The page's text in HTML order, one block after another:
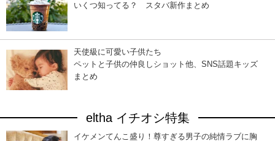
いくつ知ってる？ スタバ新作まとめ
天使級に可愛い子供たち
ペットと子供の仲良しショット他、SNS話題キッズ
まとめ
eltha イチオシ特集
イケメンてんこ盛り！尊すぎる男子の純情ラブに胸